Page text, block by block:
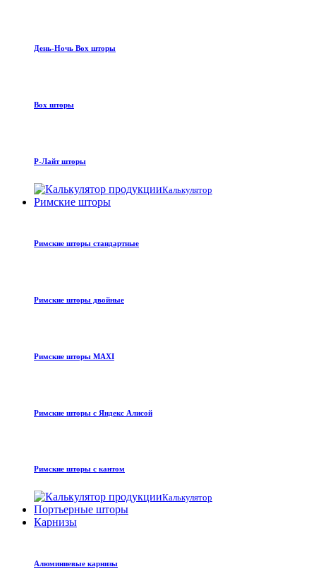
День-Ночь Box шторы
Box шторы
Р-Лайт шторы
Калькулятор
Римские шторы
Римские шторы стандартные
Римские шторы двойные
Римские шторы MAXI
Римские шторы с Яндекс Алисой
Римские шторы с кантом
Калькулятор
Портьерные шторы
Карнизы
Алюминиевые карнизы